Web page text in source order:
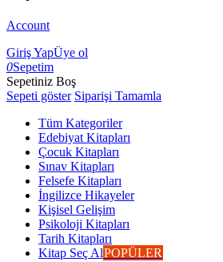
Account
Giriş YapÜye ol
0Sepetim
Sepetiniz Boş
Sepeti göster Siparişi Tamamla
Tüm Kategoriler
Edebiyat Kitapları
Çocuk Kitapları
Sınav Kitapları
Felsefe Kitapları
İngilizce Hikayeler
Kişisel Gelişim
Psikoloji Kitapları
Tarih Kitapları
Kitap Seç AlPOPÜLER